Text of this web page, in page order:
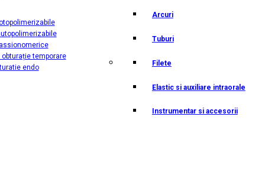
obturație temporare
endo
Arcuri
Tuburi
Filete
Elastic si auxiliare intraorale
Instrumentar si accesorii